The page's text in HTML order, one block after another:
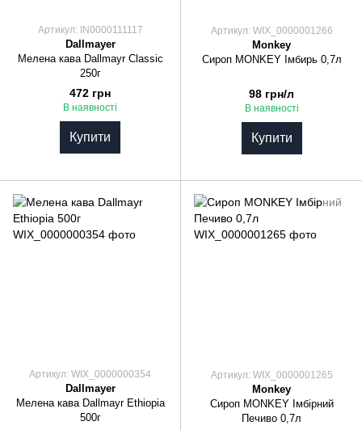
Артикул: IN0000111117
Dallmayer
Мелена кава Dallmayr Classic
250г
472 грн
В наявності
Купити
Артикул: WIX_0000001266
Monkey
Сироп MONKEY Імбирь 0,7л
98 грн/л
В наявності
Купити
Артикул: WIX_0000000354
Dallmayer
Мелена кава Dallmayr Ethiopia
500г
Артикул: WIX_0000001265
Monkey
Сироп MONKEY Імбірний
Печиво 0,7л